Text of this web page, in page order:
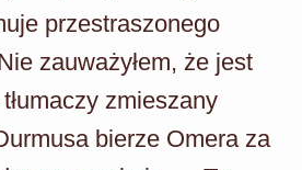
przestraszonego
zauważyłem, że jest
zmieszany
bierze Omera za